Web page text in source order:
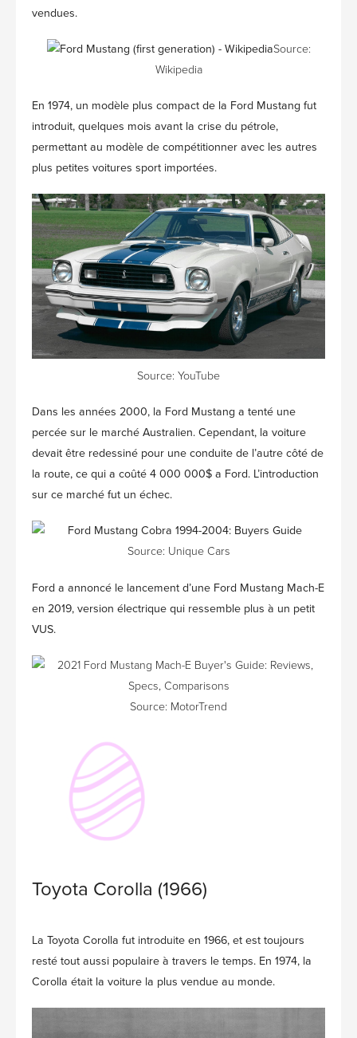
vendues.
Source:
Wikipedia
En 1974, un modèle plus compact de la Ford Mustang fut
introduit, quelques mois avant la crise du pétrole,
permettant au modèle de compétitionner avec les autres
plus petites voitures sport importées.
Source: YouTube
Dans les années 2000, la Ford Mustang a tenté une
percée sur le marché Australien. Cependant, la voiture
devait être redessiné pour une conduite de l’autre côté de
la route, ce qui a coûté 4 000 000$ a Ford. L’introduction
sur ce marché fut un échec.
Source: Unique Cars
Ford a annoncé le lancement d’une Ford Mustang Mach-E
en 2019, version électrique qui ressemble plus à un petit
VUS.
Source: MotorTrend
Toyota Corolla (1966)
La Toyota Corolla fut introduite en 1966, et est toujours
resté tout aussi populaire à travers le temps. En 1974, la
Corolla était la voiture la plus vendue au monde.